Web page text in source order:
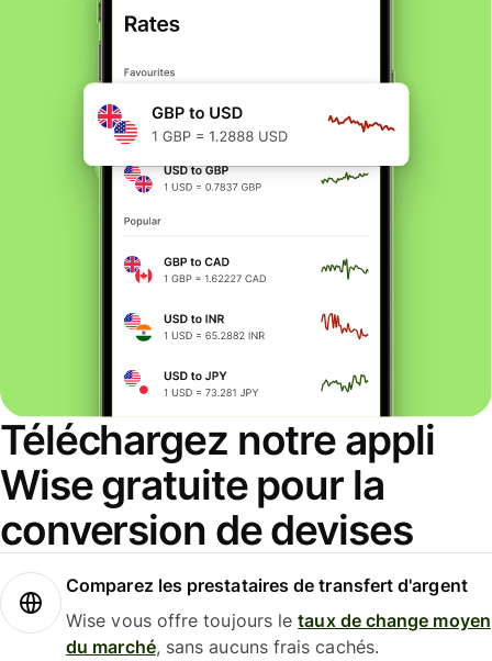
Téléchargez notre appli
Wise gratuite pour la
conversion de devises
Comparez les prestataires de transfert d'argent
Wise vous offre toujours letaux de change moyen
du marché, sans aucuns frais cachés.